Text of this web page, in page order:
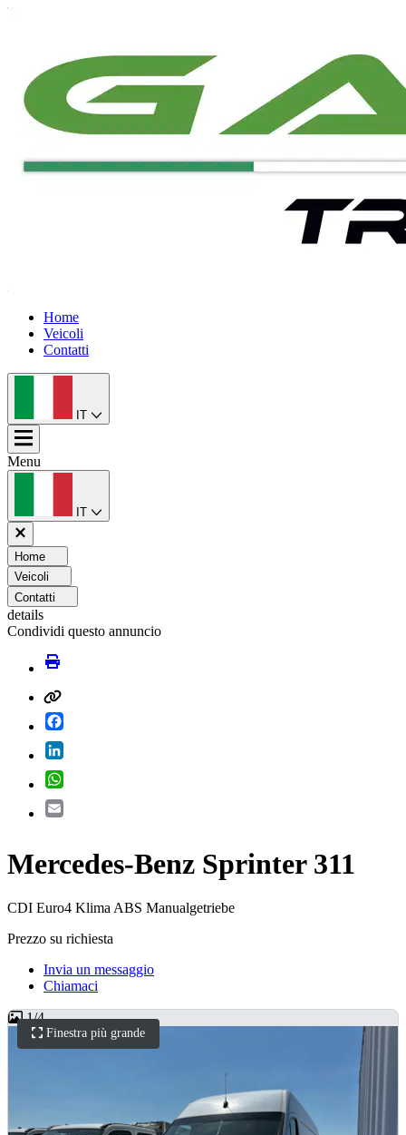
Home
Veicoli
Contatti
IT
Menu
IT
Home
Veicoli
Contatti
details
Condividi questo annuncio
Mercedes-Benz Sprinter 311
CDI Euro4 Klima ABS Manualgetriebe
Prezzo su richiesta
Invia un messaggio
Chiamaci
Finestra più grande
1/4